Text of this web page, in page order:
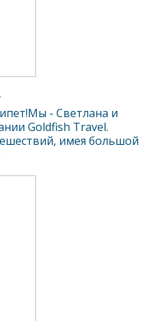
- Светлана и
Goldfish Travel.
имея большой